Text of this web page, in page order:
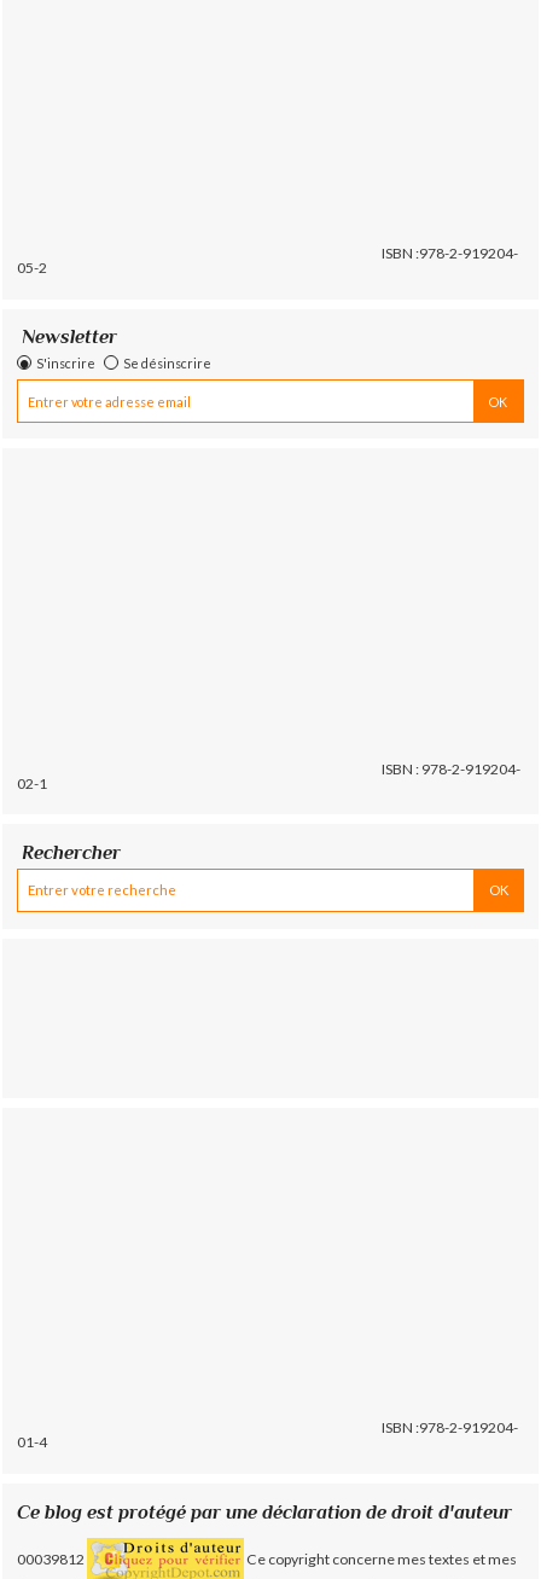
ISBN :978-2-919204-
05-2
Newsletter
S'inscrire Se désinscrire
ISBN : 978-2-919204-
02-1
Rechercher
ISBN :978-2-919204-
01-4
Ce blog est protégé par une déclaration de droit d'auteur
00039812
Ce copyright concerne mes textes et mes